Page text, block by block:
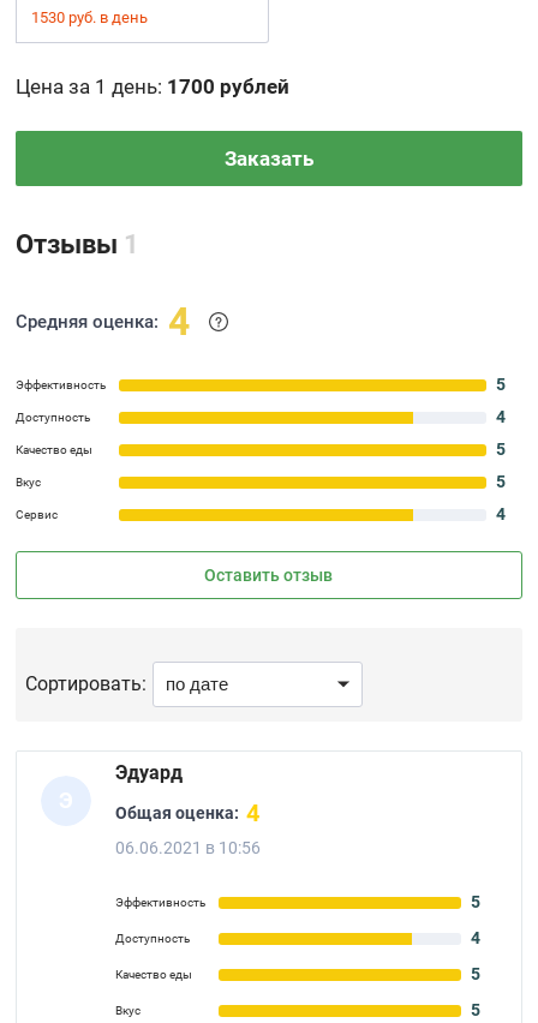
1530 руб. в день
Цена за 1 день: 1700 рублей
Заказать
Отзывы 1
Средняя оценка: 4
Эффективность 5
Доступность 4
Качество еды 5
Вкус 5
Сервис 4
Оставить отзыв
Сортировать:
Э
Эдуард
Общая оценка: 4
06.06.2021 в 10:56
Эффективность 5
Доступность 4
Качество еды 5
Вкус 5